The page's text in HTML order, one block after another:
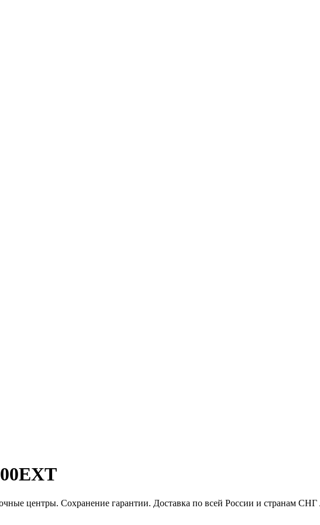
центры. Сохранение гарантии. Доставка по всей России и странам